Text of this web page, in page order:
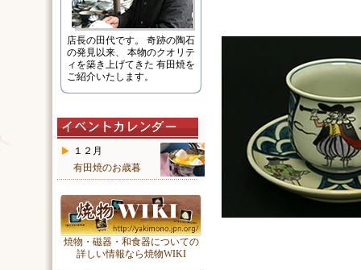
店長の田代です。 奇跡の陶石
の発見以来、 本物のクオリテ
ィを築き上げてきた 有田焼を
ご紹介いたします。
１２月
有田焼のお歳暮
焼物・磁器・和食器についての
詳しい情報なら焼物WIKI